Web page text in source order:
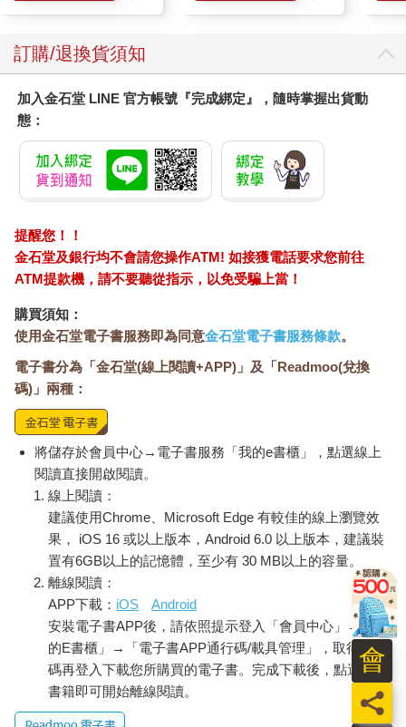
訂購/退換貨須知
加入金石堂 LINE 官方帳號『完成綁定』，隨時掌握出貨動
態：
提醒您！！
金石堂及銀行均不會請您操作ATM! 如接獲電話要求您前往
ATM提款機，請不要聽從指示，以免受騙上當！
購買須知：
使用金石堂電子書服務即為同意金石堂電子書服務條款。
電子書分為「金石堂(線上閱讀+APP)」及「Readmoo(兌換
碼)」兩種：
將儲存於會員中心→電子書服務「我的e書櫃」，點選線上
閱讀直接開啟閱讀。
線上閱讀：
建議使用Chrome、Microsoft Edge 有較佳的線上瀏覽效
果， iOS 16 或以上版本，Android 6.0 以上版本，建議裝
置有6GB以上的記憶體，至少有 30 MB以上的容量。
離線閱讀：
APP下載： iOS
Android
安裝電子書APP後，請依照提示登入「會員中心」→「我
的E書櫃」→「電子書APP通行碼/載具管理」，取得通行
碼再登入下載您所購買的電子書。完成下載後，點選任一
書籍即可開始離線閱讀。
員
會